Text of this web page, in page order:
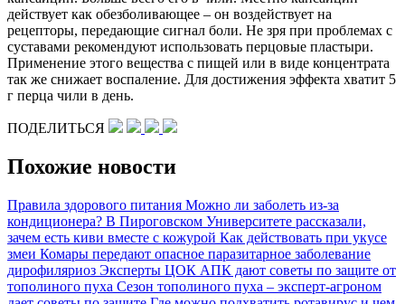
действует как обезболивающее – он воздействует на
рецепторы, передающие сигнал боли. Не зря при проблемах с
суставами рекомендуют использовать перцовые пластыри.
Применение этого вещества с пищей или в виде концентрата
так же снижает воспаление. Для достижения эффекта хватит 5
г перца чили в день.
ПОДЕЛИТЬСЯ
Похожие новости
Правила здорового питания Можно ли заболеть из-за
кондиционера? В Пироговском Университете рассказали,
зачем есть киви вместе с кожурой Как действовать при укусе
змеи Комары передают опасное паразитарное заболевание
дирофиляриоз Эксперты ЦОК АПК дают советы по защите от
тополиного пуха Сезон тополиного пуха – эксперт-агроном